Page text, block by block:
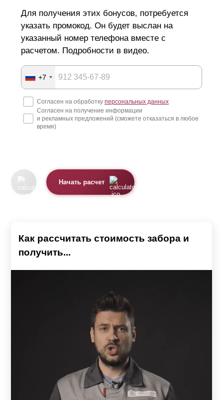
Для получения этих бонусов, потребуется
указать промокод. Он будет выслан на
указанный номер телефона вместе с
расчетом. Подробности в видео.
+7
Согласен на обработку персональных данных
Согласен на получение информации
и рекламных предложений (сможете отказаться в любое
время)
Начать расчет
Как рассчитать стоимость забора и
получить...